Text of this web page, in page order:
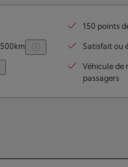
150 points
Satisfait ou
Véhicule de
passagers